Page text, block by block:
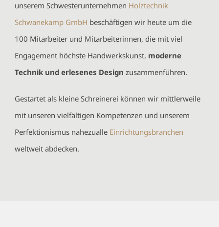
unserem Schwesterunternehmen Holztechnik
Schwanekamp GmbH beschäftigen wir heute um die
100 Mitarbeiter und Mitarbeiterinnen, die mit viel
Engagement höchste Handwerkskunst, moderne
Technik und erlesenes Design zusammenführen.
Gestartet als kleine Schreinerei können wir mittlerweile
mit unseren vielfältigen Kompetenzen und unserem
Perfektionismus nahezualle Einrichtungsbranchen
weltweit abdecken.